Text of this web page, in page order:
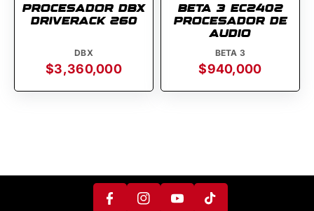
PROCESADOR DBX
DRIVERACK 260
DBX
$3,360,000
BETA 3 EC2402
PROCESADOR DE
AUDIO
BETA 3
$940,000
B
A
G
U
T
T